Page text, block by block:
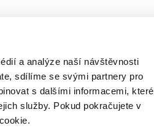
a analýze naší návštěvnosti
sdílíme se svými partnery pro
s dalšími informacemi, které
služby. Pokud pokračujete v